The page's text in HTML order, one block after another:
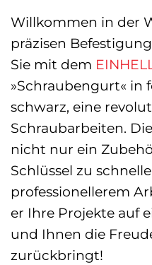
Willkommen in der
präzisen
Sie mit dem
»Schraubengurt« in
schwarz, eine
Schraubarbeiten.
nicht nur ein
Schlüssel zu
professionellerem
er Ihre Projekte auf
und Ihnen die
zurückbringt!